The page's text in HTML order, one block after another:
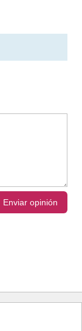
Enviar opinión